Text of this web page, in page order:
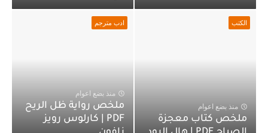
الكتب
منذ بضع اعوام
ملخص كتاب معجزة
ادب مترجم
منذ بضع اعوام
ملخص رواية ظل الريح
PDF | كارلوس رويز